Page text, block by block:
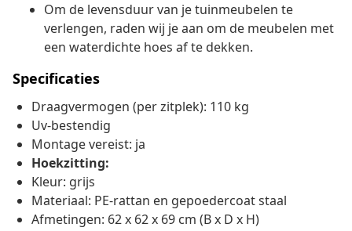
Om de levensduur van je tuinmeubelen te
verlengen, raden wij je aan om de meubelen met
een waterdichte hoes af te dekken.
Specificaties
Draagvermogen (per zitplek): 110 kg
Uv-bestendig
Montage vereist: ja
Hoekzitting:
Kleur: grijs
Materiaal: PE-rattan en gepoedercoat staal
Afmetingen: 62 x 62 x 69 cm (B x D x H)